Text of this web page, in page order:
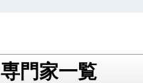
門家一覧